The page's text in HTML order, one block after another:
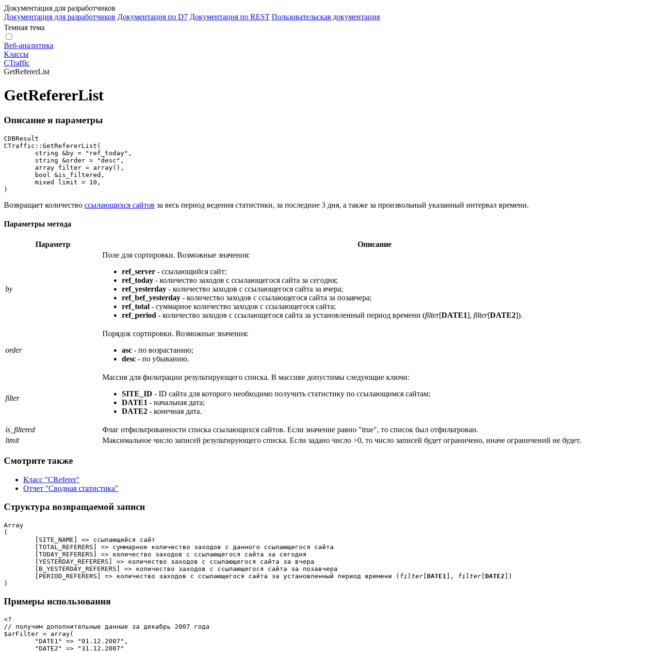
Документация для разработчиков
Документация для разработчиков Документация по D7 Документация по REST Пользовательская документация
Темная тема
Веб-аналитика
Классы
CTraffic
GetRefererList
GetRefererList
Описание и параметры
CDBResult
CTraffic::GetRefererList(
)
Возвращает количество ссылающихся сайтов за весь период ведения статистики, за последние 3 дня, а также за произвольный указанный интервал времени.
Параметры метода
Параметр Описание
by
Поле для сортировки. Возможные значения:
ref_server - ссылающийся сайт;
ref_today - количество заходов с ссылающегося сайта за сегодня;
ref_yesterday - количество заходов с ссылающегося сайта за вчера;
ref_bef_yesterday - количество заходов с ссылающегося сайта за позавчера;
ref_total - суммарное количество заходов с ссылающегося сайта;
ref_period - количество заходов с ссылающегося сайта за установленный период времени (filter[DATE1], filter[DATE2]).
оrder
Порядок сортировки. Возможные значения:
asc - по возрастанию;
desc - по убыванию.
filter
Массив для фильтрации результирующего списка. В массиве допустимы следующие ключи:
SITE_ID - ID сайта для которого необходимо получить статистику по ссылающимся сайтам;
DATE1 - начальная дата;
DATE2 - конечная дата.
is_filtered
Флаг отфильтрованности списка ссылающихся сайтов. Если значение равно "true", то список был отфильтрован.
limit
Максимальное число записей результирующего списка. Если задано число >0, то число записей будет ограничено, иначе ограничений не будет.
Смотрите также
Класс "CReferer"
Отчет "Сводная статистика"
Структура возвращаемой записи
Array
(
	[PERIOD_REFERERS] => количество заходов с ссылающегося сайта за установленный период времени
( filter DATE1 ], filter DATE2 ])
)
Примеры использования
<?
// получим дополнительные данные за декабрь 2007 года
$arFilter = array(